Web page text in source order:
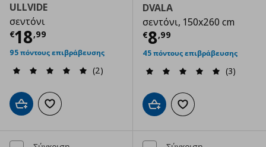
ULLVIDE
σεντόνι
€18,99
Τρέχουσα τιμή € 18,99
95 πόντους επιβράβευσης
(2)
Προσθήκη στο καλάθι
Προσθήκη στα αγαπημένα
DVALA
σεντόνι, 150x260 cm
€8,99
Τρέχουσα
45 πόντους επιβράβευσης
(3)
Προσθήκη στο καλάθι
Προσθήκη στα